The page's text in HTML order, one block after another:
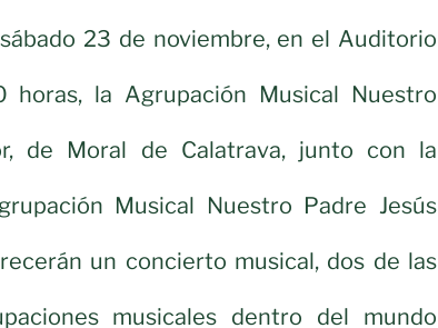
23 de noviembre, en el Auditorio
horas, la Agrupación Musical Nuestro
de Moral de Calatrava, junto con la
Musical Nuestro Padre Jesús
un concierto musical, dos de las
musicales dentro del mundo